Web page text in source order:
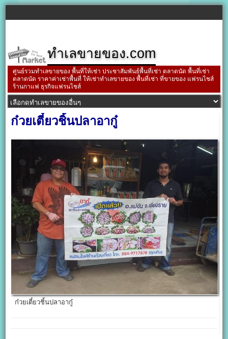
ทำเลขายของ.com
ศูนย์รวมทำเลขายของ พื้นที่ให้เช่า ประชาสัมพันธ์พื้นที่เช่า ตลาดนัด พื้นที่เช่า
ตลาดนัด ราคาค่าเช่าพื้นที่ ให้เช่าทำเลขายของ พื้นที่เช่า ที่ขายของ แฟรนไชส์
ร้านกาแฟ ธุรกิจแฟรนไชส์
ก๋วยเตี๋ยวชิ้นปลาอากู๋
ก๋วยเตี๋ยวชิ้นปลาอากู๋